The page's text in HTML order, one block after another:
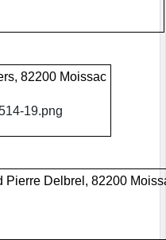
82200 Moissac
Pierre Delbrel, 82200